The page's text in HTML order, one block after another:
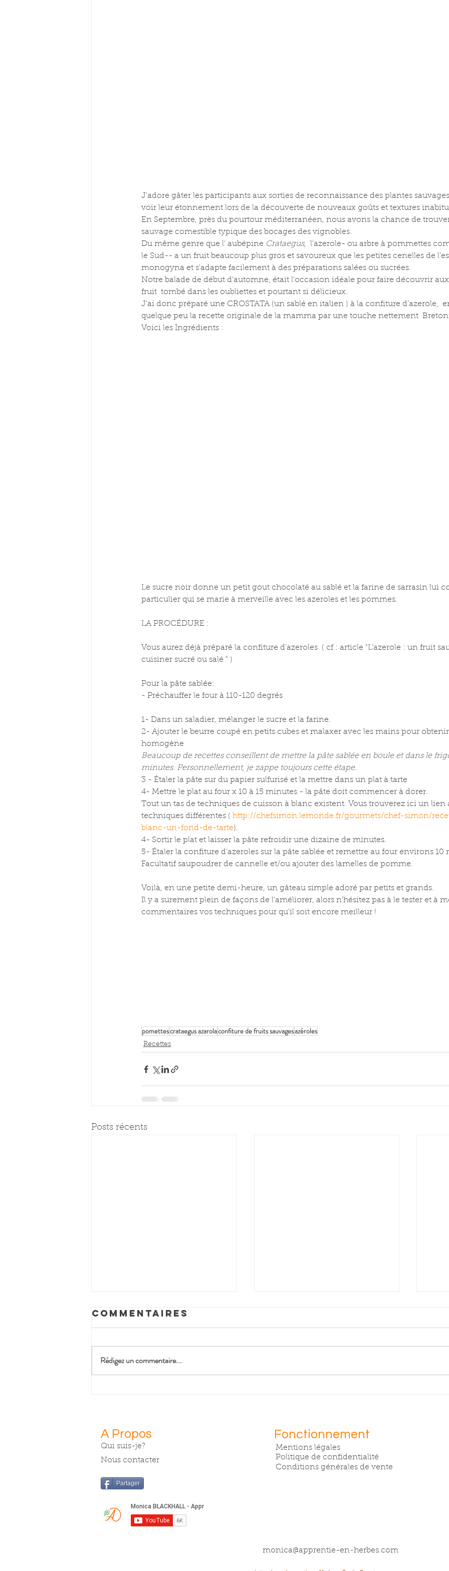
J'adore gâter les participants aux sorties de reconnaissance des plantes
voir leur étonnement lors de la découverte de nouveaux goûts et textures
En Septembre, près du pourtour méditerranéen, nous avons la chance de
sauvage comestible typique des bocages des vignobles.
Du même genre que l' aubépine Crataegus,
l’azerole- ou arbre à pommettes
le Sud-- a un fruit beaucoup plus gros et savoureux que les petites cenelles de
monogyna et s'adapte facilement à des préparations salées ou sucrées.
Notre balade de début d'automne, était l'occasion idéale pour faire découvrir
fruit  tombé dans les oubliettes et pourtant si délicieux.
J'ai donc préparé une CROSTATA (un sablé en italien ) à la confiture d’azerole,
quelque peu la recette originale de la mamma par une touche nettement
Voici les Ingrédients :
Le sucre noir donne un petit gout chocolaté au sablé et la farine de sarrasin lui
particulier qui se marie à merveille avec les azeroles et les pommes.
LA PROCÉDURE :
Vous aurez déjà préparé la confiture d’azeroles  ( cf : article "L’azerole : un fruit
cuisiner sucré ou salé " )
Pour la pâte sablée:
- Préchauffer le four à 110-120 degrés
1- Dans un saladier, mélanger le sucre et la farine.
2- Ajouter le beurre coupé en petits cubes et malaxer avec les mains pour
homogène
Beaucoup de recettes conseillent de mettre la pâte sablée en boule et dans le
minutes. Personnellement, je zappe toujours cette étape.
3 - Étaler la pâte sur du papier sulfurisé et la mettre dans un plat à tarte
4- Mettre le plat au four x 10 à 15 minutes - la pâte doit commencer à dorer.
Tout un tas de techniques de cuisson à blanc existent. Vous trouverez ici un lien
techniques différentes ( http://chefsimon.lemonde.fr/gourmets/chef-simon/
blanc-un-fond-de-tarte).
4- Sortir le plat et laisser la pâte refroidir une dizaine de minutes.
5- Étaler la confiture d’azeroles sur la pâte sablée et remettre au four environs 10
Facultatif saupoudrer de cannelle et/ou ajouter des lamelles de pomme.
Voilà, en une petite demi-heure, un gâteau simple adoré par petits et grands.
Il y a surement plein de façons de l'améliorer, alors n'hésitez pas à le tester et à
commentaires vos techniques pour qu'il soit encore meilleur !
pomettescrataegus azarolaconfiture de fruits sauvagesazéroles
Recettes
Posts récents
sauvages et
noix de coco
Commentaires
Rédigez un commentaire...
Qui suis-je?
Nous contacter
A Propos
Partager
Mentions légales
Politique de confidentialité
Conditions générales de vente
Fonctionnement
monica@apprentie-en-herbes.com